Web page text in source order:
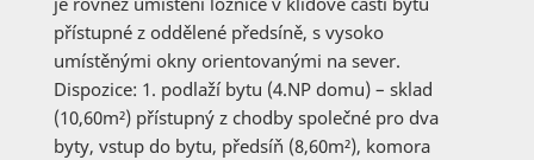
přístupné z oddělené předsíně, s vysoko
umístěnými okny orientovanými na sever.
Dispozice: 1. podlaží bytu (4.NP domu) – sklad
(10,60m²) přístupný z chodby společné pro dva
byty, vstup do bytu, předsíň (8,60m²), komora